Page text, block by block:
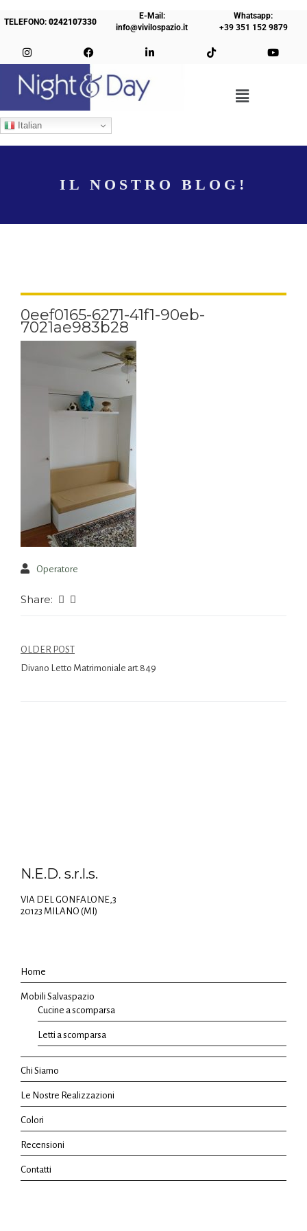
TELEFONO:0242107330
E-Mail:
info@vivilospazio.it
Whatsapp:
+39 351 152 9879
Italian
IL NOSTRO BLOG!
0eef0165-6271-41f1-90eb-
7021ae983b28
Operatore
Share:
OLDER POST
Divano Letto Matrimoniale art.849
N.E.D. s.r.l.s.
VIA DEL GONFALONE,3
20123 MILANO (MI)
Home
Mobili Salvaspazio
Cucine a scomparsa
Letti a scomparsa
Chi Siamo
Le Nostre Realizzazioni
Colori
Recensioni
Contatti